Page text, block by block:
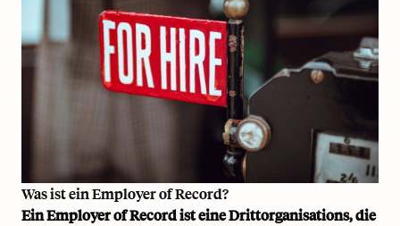
Was ist ein Employer of Record?
Ein Employer of Record ist eine Drittorganisations, die